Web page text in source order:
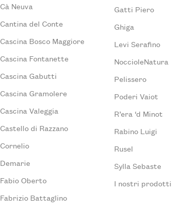
Cà Neuva
Cantina del Conte
Cascina Bosco Maggiore
Cascina Fontanette
Cascina Gabutti
Cascina Gramolere
Cascina Valeggia
Castello di Razzano
Cornelio
Demarie
Fabio Oberto
Fabrizio Battaglino
Gatti Piero
Ghiga
Levi Serafino
NoccioleNatura
Pelissero
Poderi Vaiot
R’era ‘d Minot
Rabino Luigi
Rusel
Sylla Sebaste
I nostri prodotti